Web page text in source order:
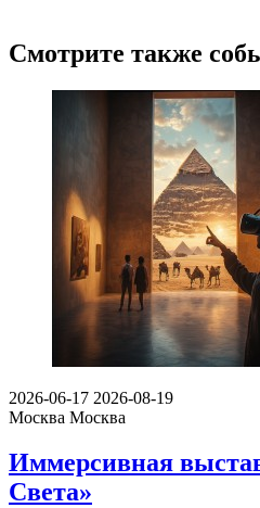
Смотрите также
2026-06-17 2026-08-19
Москва Москва
Иммерсивная
Света»